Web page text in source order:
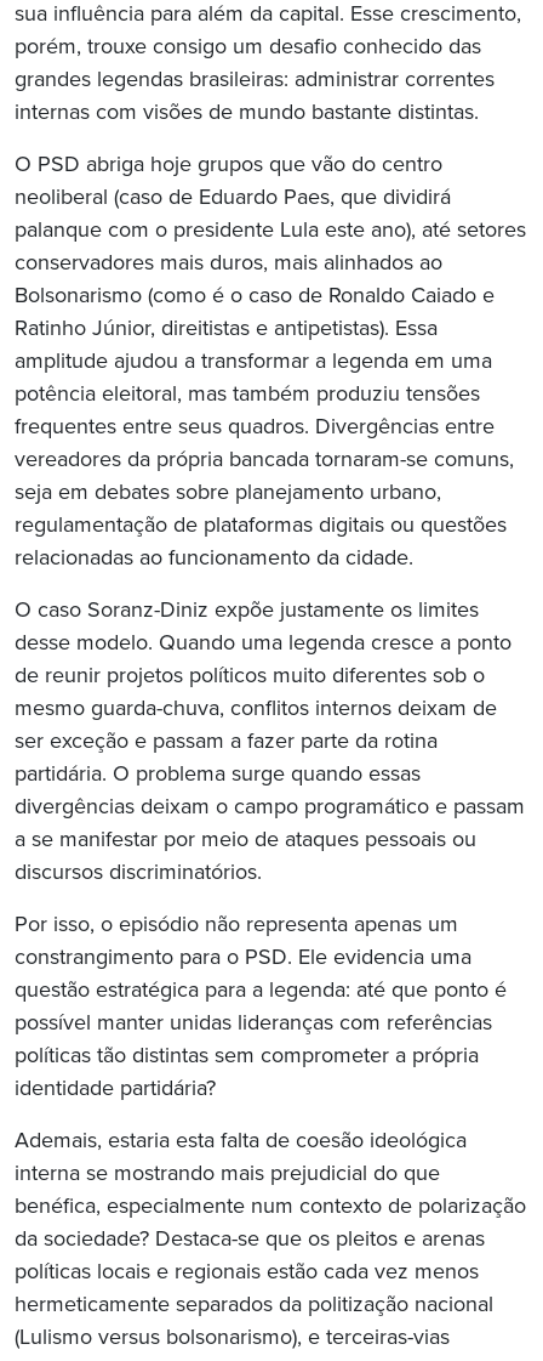
sua influência para além da capital. Esse crescimento,
porém, trouxe consigo um desafio conhecido das
grandes legendas brasileiras: administrar correntes
internas com visões de mundo bastante distintas.
O PSD abriga hoje grupos que vão do centro
neoliberal (caso de Eduardo Paes, que dividirá
palanque com o presidente Lula este ano), até setores
conservadores mais duros, mais alinhados ao
Bolsonarismo (como é o caso de Ronaldo Caiado e
Ratinho Júnior, direitistas e antipetistas). Essa
amplitude ajudou a transformar a legenda em uma
potência eleitoral, mas também produziu tensões
frequentes entre seus quadros. Divergências entre
vereadores da própria bancada tornaram-se comuns,
seja em debates sobre planejamento urbano,
regulamentação de plataformas digitais ou questões
relacionadas ao funcionamento da cidade.
O caso Soranz-Diniz expõe justamente os limites
desse modelo. Quando uma legenda cresce a ponto
de reunir projetos políticos muito diferentes sob o
mesmo guarda-chuva, conflitos internos deixam de
ser exceção e passam a fazer parte da rotina
partidária. O problema surge quando essas
divergências deixam o campo programático e passam
a se manifestar por meio de ataques pessoais ou
discursos discriminatórios.
Por isso, o episódio não representa apenas um
constrangimento para o PSD. Ele evidencia uma
questão estratégica para a legenda: até que ponto é
possível manter unidas lideranças com referências
políticas tão distintas sem comprometer a própria
identidade partidária?
Ademais, estaria esta falta de coesão ideológica
interna se mostrando mais prejudicial do que
benéfica, especialmente num contexto de polarização
da sociedade? Destaca-se que os pleitos e arenas
políticas locais e regionais estão cada vez menos
hermeticamente separados da politização nacional
(Lulismo versus bolsonarismo), e terceiras-vias